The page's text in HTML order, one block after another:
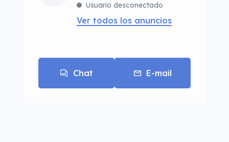
Usuario desconectado
Ver todos los anuncios
Chat E-mail